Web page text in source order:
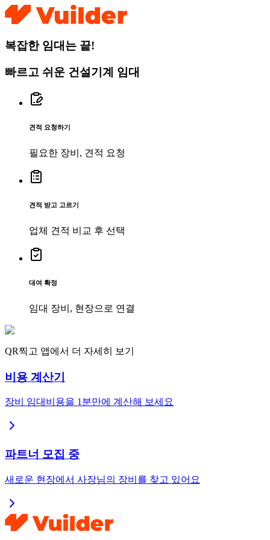
복잡한 임대는 끝!
빠르고 쉬운 건설기계 임대
견적 요청하기
필요한 장비, 견적 요청
견적 받고 고르기
업체 견적 비교 후 선택
대여 확정
임대 장비, 현장으로 연결
QR찍고 앱에서 더 자세히 보기
비용 계산기
장비 임대비용을 1분만에 계산해 보세요
파트너 모집 중
새로운 현장에서 사장님의 장비를 찾고 있어요